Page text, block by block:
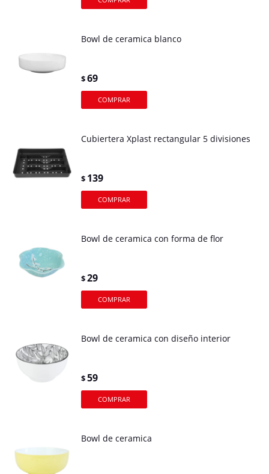
Bowl de ceramica blanco
$69
Cubiertera Xplast rectangular 5 divisiones
$ 139
Bowl de ceramica con forma de flor
$29
Bowl de ceramica con diseño interior
$59
Bowl de ceramica